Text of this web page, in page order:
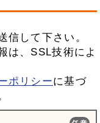
信して下さい。
は、SSL技術によ
ポリシーに基づ